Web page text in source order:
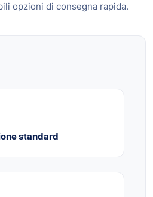
opzioni di consegna rapida.
standard